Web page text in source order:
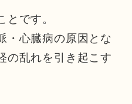
とです。
・心臓病の原因とな
の乱れを引き起こす